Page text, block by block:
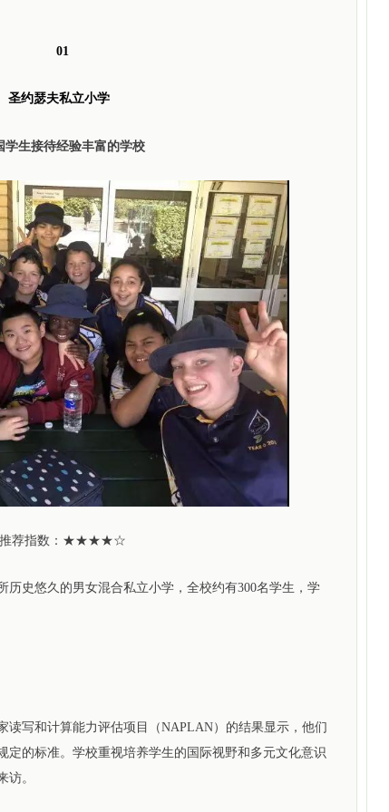
01
圣约瑟夫私立小学
学生接待经验丰富的学校
推荐指数：★★★★☆
历史悠久的男女混合私立小学，全校约有300名学生，学
读写和计算能力评估项目（NAPLAN）的结果显示，他们
定的标准。学校重视培养学生的国际视野和多元文化意识
访。